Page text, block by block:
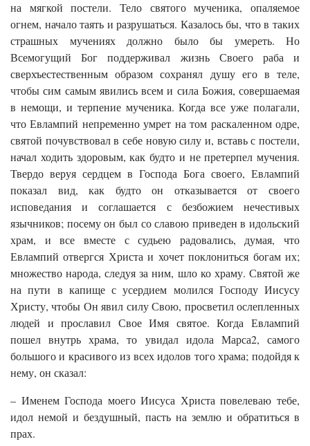
на мягкой постели. Тело святого мученика, опаляемое
огнем, начало таять и разрушаться. Казалось бы, что в таких
страшных мучениях должно было бы умереть. Но
Всемогущий Бог поддерживал жизнь Своего раба и
сверхъестественным образом сохранял душу его в теле,
чтобы сим самым явились всем и сила Божия, совершаемая
в немощи, и терпение мученика. Когда все уже полагали,
что Евлампий непременно умрет на том раскаленном одре,
святой почувствовал в себе новую силу и, вставь с постели,
начал ходить здоровым, как будто и не претерпел мучения.
Твердо веруя сердцем в Господа Бога своего, Евлампий
показал вид, как будто он отказывается от своего
исповедания и соглашается с безбожием нечестивых
язычников; посему он был со славою приведен в идольский
храм, и все вместе с судьею радовались, думая, что
Евлампий отвергся Христа и хочет поклониться богам их;
множество народа, следуя за ним, шло ко храму. Святой же
на пути в капище с усердием молился Господу Иисусу
Христу, чтобы Он явил силу Свою, просветил ослепленных
людей и прославил Свое Имя святое. Когда Евлампий
пошел внутрь храма, то увидал идола Марса2, самого
большого и красивого из всех идолов того храма; подойдя к
нему, он сказал:
– Именем Господа моего Иисуса Христа повелеваю тебе,
идол немой и бездушный, пасть на землю и обратиться в
прах.